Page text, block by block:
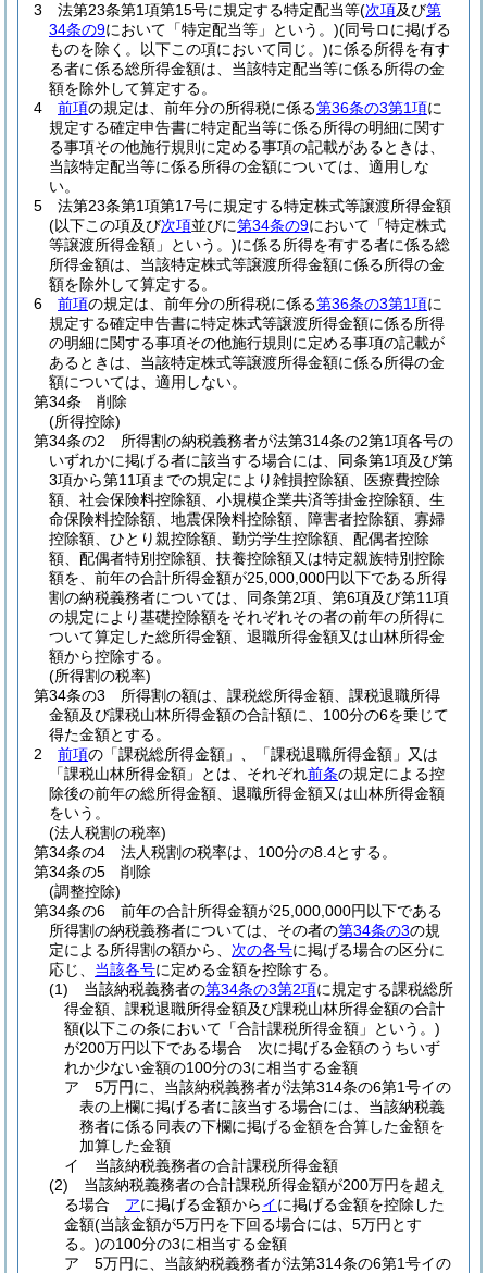
3
法第23条第1項第15号に規定する特定配当等(次項及び第
34条の9において「特定配当等」という。)(同号ロに掲げる
ものを除く。以下この項において同じ。)に係る所得を有す
る者に係る総所得金額は、当該特定配当等に係る所得の金
額を除外して算定する。
4
前項の規定は、前年分の所得税に係る第36条の3第1項に
規定する確定申告書に特定配当等に係る所得の明細に関す
る事項その他施行規則に定める事項の記載があるときは、
当該特定配当等に係る所得の金額については、適用しな
い。
5
法第23条第1項第17号に規定する特定株式等譲渡所得金額
(以下この項及び次項並びに第34条の9において「特定株式
等譲渡所得金額」という。)に係る所得を有する者に係る総
所得金額は、当該特定株式等譲渡所得金額に係る所得の金
額を除外して算定する。
6
前項の規定は、前年分の所得税に係る第36条の3第1項に
規定する確定申告書に特定株式等譲渡所得金額に係る所得
の明細に関する事項その他施行規則に定める事項の記載が
あるときは、当該特定株式等譲渡所得金額に係る所得の金
額については、適用しない。
第34条
削除
(所得控除)
第34条の2
所得割の納税義務者が法第314条の2第1項各号の
いずれかに掲げる者に該当する場合には、同条第1項及び第
3項から第11項までの規定により雑損控除額、医療費控除
額、社会保険料控除額、小規模企業共済等掛金控除額、生
命保険料控除額、地震保険料控除額、障害者控除額、寡婦
控除額、ひとり親控除額、勤労学生控除額、配偶者控除
額、配偶者特別控除額、扶養控除額又は特定親族特別控除
額を、前年の合計所得金額が25,000,000円以下である所得
割の納税義務者については、同条第2項、第6項及び第11項
の規定により基礎控除額をそれぞれその者の前年の所得に
ついて算定した総所得金額、退職所得金額又は山林所得金
額から控除する。
(所得割の税率)
第34条の3
所得割の額は、課税総所得金額、課税退職所得
金額及び課税山林所得金額の合計額に、100分の6を乗じて
得た金額とする。
2
前項の「課税総所得金額」、「課税退職所得金額」又は
「課税山林所得金額」とは、それぞれ前条の規定による控
除後の前年の総所得金額、退職所得金額又は山林所得金額
をいう。
(法人税割の税率)
第34条の4
法人税割の税率は、100分の8.4とする。
第34条の5
削除
(調整控除)
第34条の6
前年の合計所得金額が25,000,000円以下である
所得割の納税義務者については、その者の第34条の3の規
定による所得割の額から、 次の各号に掲げる場合の区分に
応じ、 当該各号に定める金額を控除する。
(1)
当該納税義務者の第34条の3第2項に規定する課税総所
得金額、課税退職所得金額及び課税山林所得金額の合計
額(以下この条において「合計課税所得金額」という。)
が200万円以下である場合 次に掲げる金額のうちいず
れか少ない金額の100分の3に相当する金額
ア
5万円に、当該納税義務者が法第314条の6第1号イの
表の上欄に掲げる者に該当する場合には、当該納税義
務者に係る同表の下欄に掲げる金額を合算した金額を
加算した金額
イ
当該納税義務者の合計課税所得金額
(2)
当該納税義務者の合計課税所得金額が200万円を超え
る場合 アに掲げる金額からイに掲げる金額を控除した
金額(当該金額が5万円を下回る場合には、5万円とす
る。)の100分の3に相当する金額
ア
5万円に、当該納税義務者が法第314条の6第1号イの